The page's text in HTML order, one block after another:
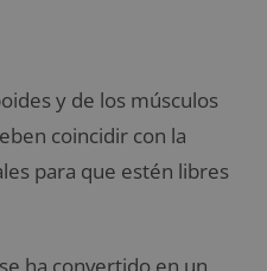
y de los músculos
coincidir con la
para que estén libres